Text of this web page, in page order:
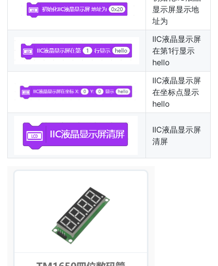
显示屏显示地
址为
IIC液晶显示屏
在第1行显示
hello
IIC液晶显示屏
在坐标点显示
hello
IIC液晶显示屏
清屏